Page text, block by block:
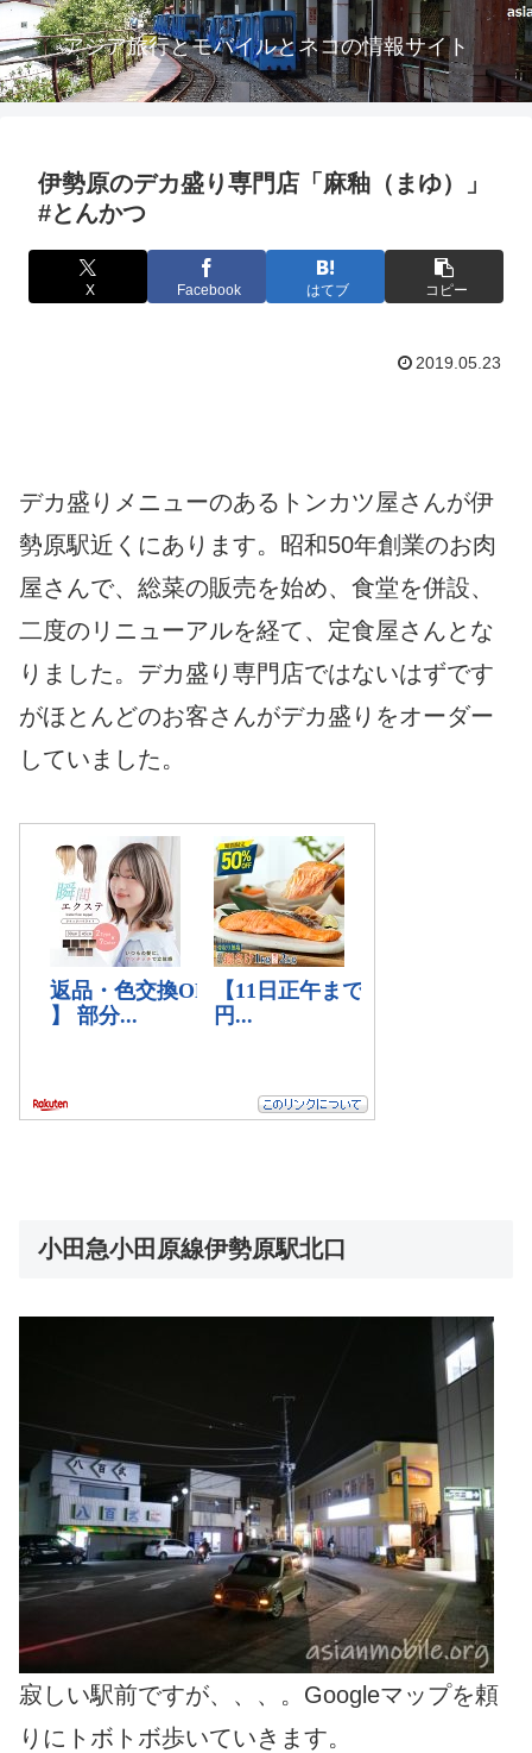
アジア旅行とモバイルとネコの情報サイト
伊勢原のデカ盛り専門店「麻釉（まゆ）」
#とんかつ
X Facebook はてブ コピー
2019.05.23
デカ盛りメニューのあるトンカツ屋さんが伊
勢原駅近くにあります。昭和50年創業のお肉
屋さんで、総菜の販売を始め、食堂を併設、
二度のリニューアルを経て、定食屋さんとな
りました。デカ盛り専門店ではないはずです
がほとんどのお客さんがデカ盛りをオーダー
していました。
小田急小田原線伊勢原駅北口
寂しい駅前ですが、、、。Googleマップを頼
りにトボトボ歩いていきます。